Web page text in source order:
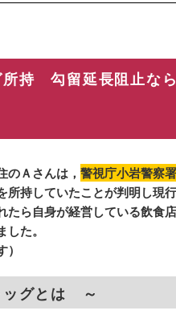
所持 勾留延長阻止な
のＡさんは， 警視庁小岩警察署
所持していたことが判明し現
たら自身が経営している飲食
た。
グとは ～